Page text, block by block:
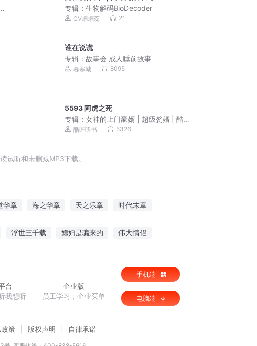
专辑：生物解码BioDecoder
CV蝈蝈蕊 21
谁在说谎
专辑：故事会 成人睡前故事
暮寒城 8095
5593 阿虎之死
专辑：女神的上门豪婿 | 超级赘婿 | 酷匠
韦小鸨
酷匠听书 5326
试听和未删减MP3下载。
华章 海之华章 天之乐章 时代末章
浮世三千载 媳妇是骗来的 伟大情侣
台
我想听
企业版
员工学习，企业买单
手机端
电脑端
策 版权声明 自律承诺